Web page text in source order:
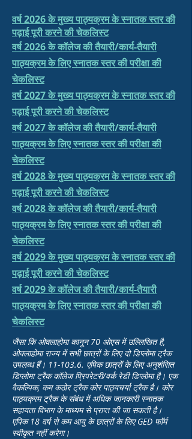
वर्ष 2026 के मुख्य पाठ्यक्रम के स्नातक स्तर की
पढ़ाई पूरी करने की चेकलिस्ट
वर्ष 2026 के कॉलेज की तैयारी/कार्य-तैयारी
पाठ्यक्रम के लिए स्नातक स्तर की परीक्षा की
चेकलिस्ट
वर्ष 2027 के मुख्य पाठ्यक्रम के स्नातक स्तर की
पढ़ाई पूरी करने की चेकलिस्ट
वर्ष 2027 के कॉलेज की तैयारी/कार्य-तैयारी
पाठ्यक्रम के लिए स्नातक स्तर की परीक्षा की
चेकलिस्ट
वर्ष 2028 के मुख्य पाठ्यक्रम के स्नातक स्तर की
पढ़ाई पूरी करने की चेकलिस्ट
वर्ष 2028 के कॉलेज की तैयारी/कार्य-तैयारी
पाठ्यक्रम के लिए स्नातक स्तर की परीक्षा की
चेकलिस्ट
वर्ष 2029 के मुख्य पाठ्यक्रम के स्नातक स्तर की
पढ़ाई पूरी करने की चेकलिस्ट
वर्ष 2029 के कॉलेज की तैयारी/कार्य-तैयारी
पाठ्यक्रम के लिए स्नातक स्तर की परीक्षा की
चेकलिस्ट
जैसा कि ओक्लाहोमा कानून 70 ओएस में उल्लिखित है,
ओक्लाहोमा राज्य में सभी छात्रों के लिए दो डिप्लोमा ट्रैक
उपलब्ध हैं। 11-103.6. एपिक छात्रों के लिए अनुशंसित
डिप्लोमा ट्रैक कॉलेज प्रिपरेटरी/वर्क रेडी डिप्लोमा है। एक
वैकल्पिक, कम कठोर ट्रैक कोर पाठ्यचर्या ट्रैक है। कोर
पाठ्यक्रम ट्रैक के संबंध में अधिक जानकारी स्नातक
सहायता विभाग के माध्यम से प्राप्त की जा सकती है।
एपिक 18 वर्ष से कम आयु के छात्रों के लिए GED फॉर्म
स्वीकृत नहीं करेगा।